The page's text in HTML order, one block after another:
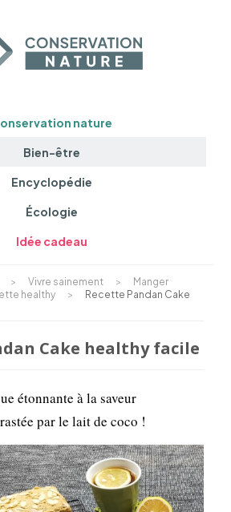
nature
Bien-être
Encyclopédie
Écologie
Idée cadeau
> Vivre sainement >
Manger
healthy >
Recette Pandan Cake
Cake healthy facile
étonnante à la saveur
par le lait de coco !